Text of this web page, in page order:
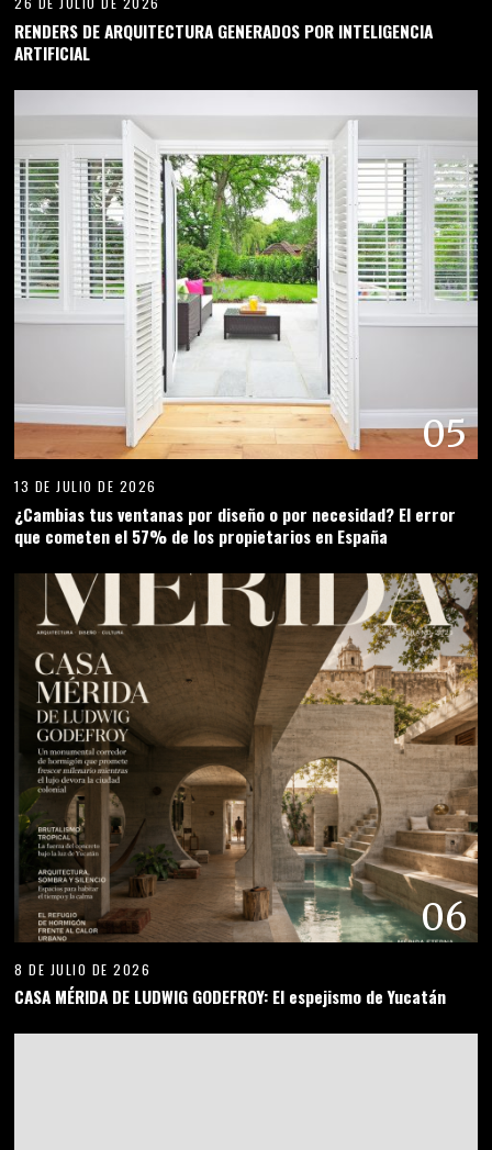
RENDERS DE ARQUITECTURA GENERADOS POR INTELIGENCIA
ARTIFICIAL
05
13 DE JULIO DE 2026
¿Cambias tus ventanas por diseño o por necesidad? El error
que cometen el 57% de los propietarios en España
06
8 DE JULIO DE 2026
CASA MÉRIDA DE LUDWIG GODEFROY: El espejismo de Yucatán